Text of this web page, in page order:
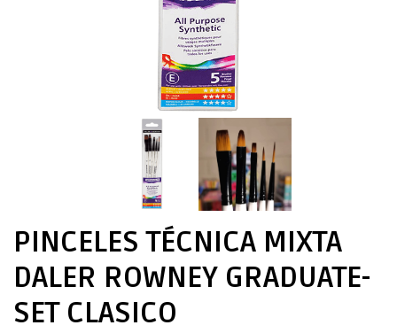
PINCELES TÉCNICA MIXTA
DALER ROWNEY GRADUATE-
SET CLASICO